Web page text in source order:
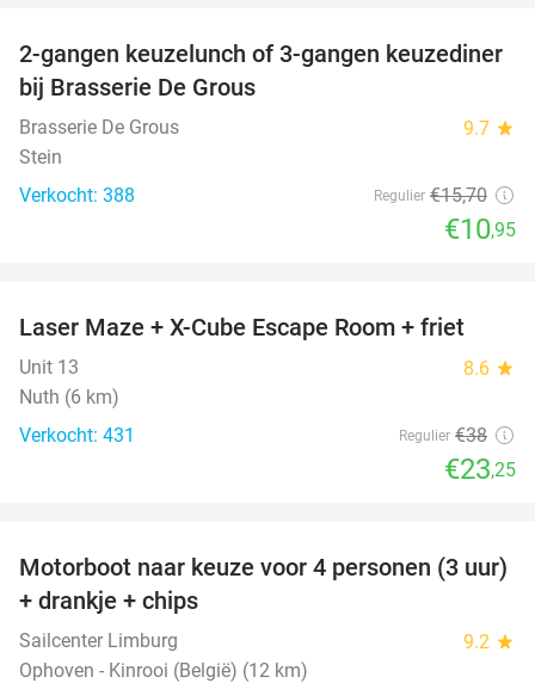
30%
2-gangen keuzelunch of 3-gangen keuzediner
bij Brasserie De Grous
Brasserie De Grous 9.7 star
Stein
Verkocht: 388
Regulier €15,70
€10,95
39%
Laser Maze + X-Cube Escape Room + friet
Unit 13 8.6 star
Nuth (6 km)
Verkocht: 431
Regulier €38
€23,25
31%
Motorboot naar keuze voor 4 personen (3 uur)
+ drankje + chips
Sailcenter Limburg 9.2 star
Ophoven - Kinrooi (België) (12 km)